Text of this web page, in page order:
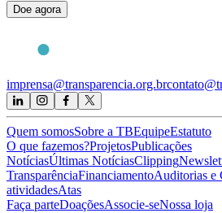
Doe agora
imprensa@transparencia.org.br
Quem somosSobre a TBEquipeEstatuto
O que fazemos?ProjetosPublicações
NotíciasÚltimas NotíciasClipping
TransparênciaFinanciamentoAuditorias e
atividadesAtas
Faça parteDoaçõesAssocie-seNossa loja